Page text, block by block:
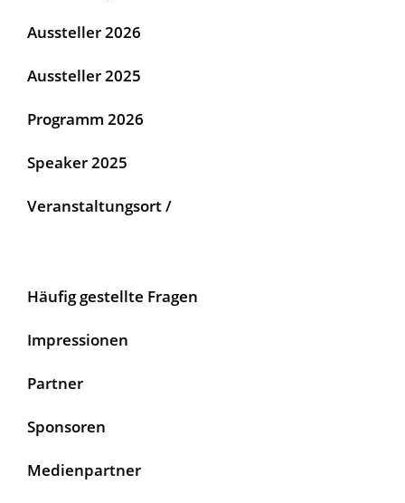
Aussteller 2026
Aussteller 2025
Programm 2026
Speaker 2025
Veranstaltungsort /
Häufig gestellte Fragen
Impressionen
Partner
Sponsoren
Medienpartner